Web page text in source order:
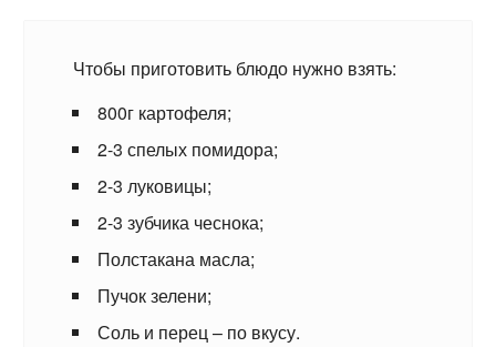
Чтобы приготовить блюдо нужно взять:
800г картофеля;
2-3 спелых помидора;
2-3 луковицы;
2-3 зубчика чеснока;
Полстакана масла;
Пучок зелени;
Соль и перец – по вкусу.